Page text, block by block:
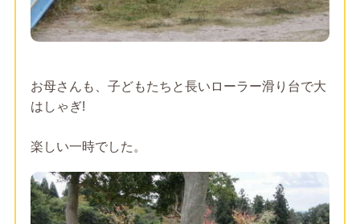
お母さんも、子どもたちと長いローラー滑り台で大
はしゃぎ!
楽しい一時でした。